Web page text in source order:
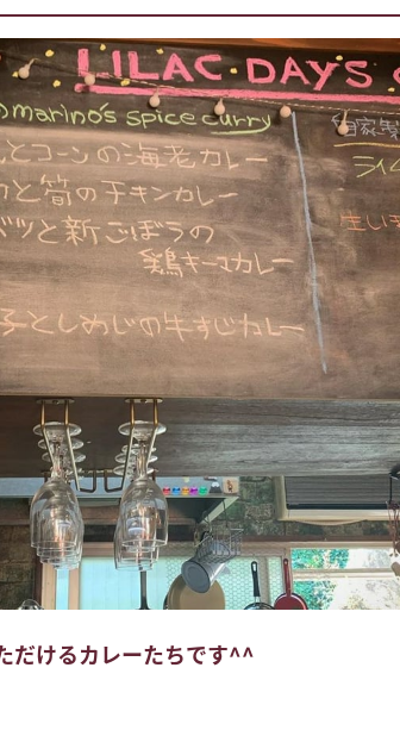
だけるカレーたちです^^